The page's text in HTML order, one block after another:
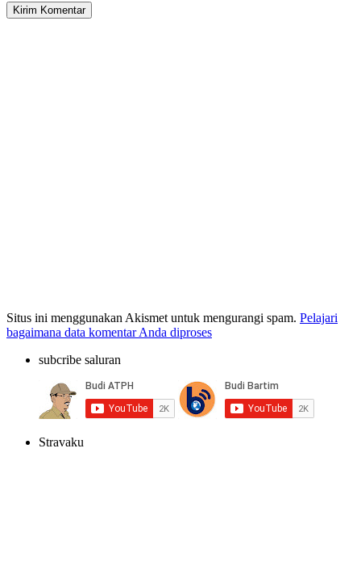
Situs ini menggunakan Akismet untuk mengurangi spam. Pelajari
bagaimana data komentar Anda diproses
subcribe saluran
Stravaku